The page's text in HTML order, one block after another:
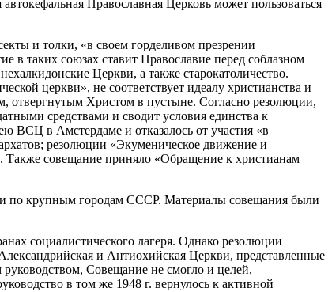
Православная Церковь может пользоваться
и толки, «в своем горделивом презрении
в таких союзах ставит Православие перед соблазном
Церкви, а также старокатоличество.
церкви», не соответствует идеалу христианства и
отвергнутым Христом в пустыне. Согласно резолюции,
средствами и сводит условия единства к
ВСЦ в Амстердаме и отказалось от участия «в
резолюции «Экуменическое движение и
Также совещание приняло «Обращение к христианам
по крупным городам СССР. Материалы совещания были
социалистического лагеря. Однако резолюции
и Антиохийская Церкви, представленные
Совещание не смогло и целей,
в том же 1948 г. вернулось к активной